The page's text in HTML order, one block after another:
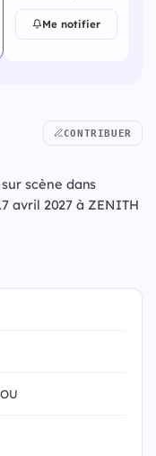
Me notifier
CONTRIBUER
scène dans
avril 2027 à ZENITH